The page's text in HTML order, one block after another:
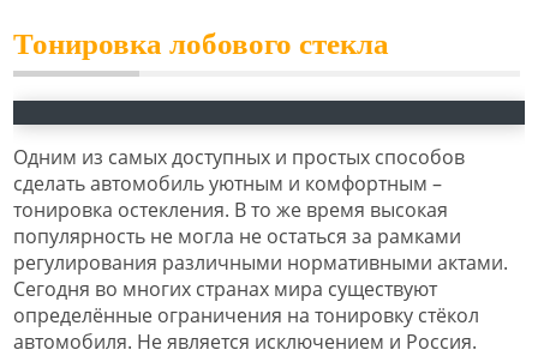
Тонировка лобового стекла
Одним из самых доступных и простых способов
сделать автомобиль уютным и комфортным –
тонировка остекления. В то же время высокая
популярность не могла не остаться за рамками
регулирования различными нормативными актами.
Сегодня во многих странах мира существуют
определённые ограничения на тонировку стёкол
автомобиля. Не является исключением и Россия.